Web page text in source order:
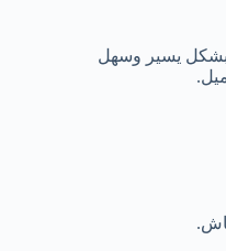
بشكل يسير وسهل